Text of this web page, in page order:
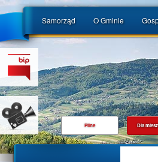
Samorząd O Gminie
Pilne Dla